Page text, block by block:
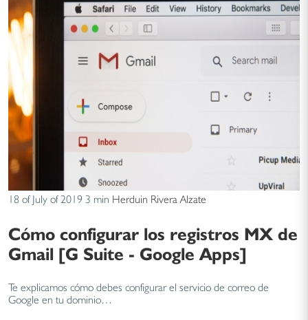
18 of July of 2019 3 min Herduin Rivera Alzate
Cómo configurar los registros MX de
Gmail [G Suite - Google Apps]
Te explicamos cómo debes configurar el servicio de correo de
Google en tu dominio…